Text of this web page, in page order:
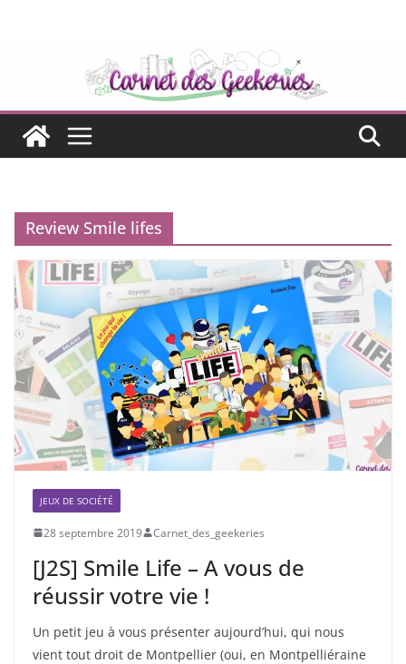
Review Smile lifes
JEUX DE SOCIÉTÉ
28 septembre 2019 Carnet_des_geekeries
[J2S] Smile Life – A vous de
réussir votre vie !
Un petit jeu à vous présenter aujourd’hui, qui nous
vient tout droit de Montpellier (oui, en Montpelliéraine